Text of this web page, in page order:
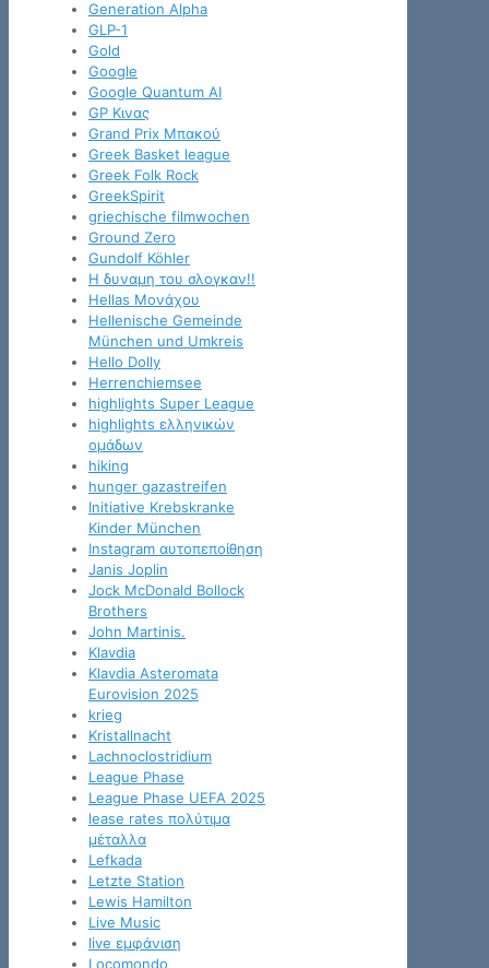
Generation Alpha
GLP-1
Gold
Google
Google Quantum AI
GP Κινας
Grand Prix Μπακού
Greek Basket league
Greek Folk Rock
GreekSpirit
griechische filmwochen
Ground Zero
Gundolf Köhler
H δυναμη του σλογκαν!!
Hellas Μονάχου
Hellenische Gemeinde
München und Umkreis
Hello Dolly
Herrenchiemsee
highlights Super League
highlights ελληνικών
ομάδων
hiking
hunger gazastreifen
Initiative Krebskranke
Kinder München
Instagram αυτοπεποίθηση
Janis Joplin
Jock McDonald Bollock
Brothers
John Martinis.
Klavdia
Klavdia Asteromata
Eurovision 2025
krieg
Kristallnacht
Lachnoclostridium
League Phase
League Phase UEFA 2025
lease rates πολύτιμα
μέταλλα
Lefkada
Letzte Station
Lewis Hamilton
Live Music
live εμφάνιση
Locomondo